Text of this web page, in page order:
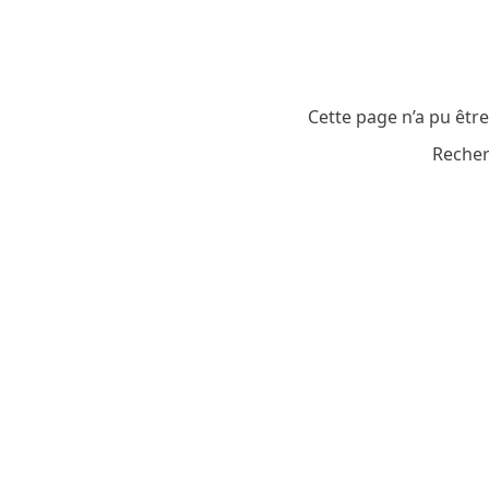
Cette page n’a pu